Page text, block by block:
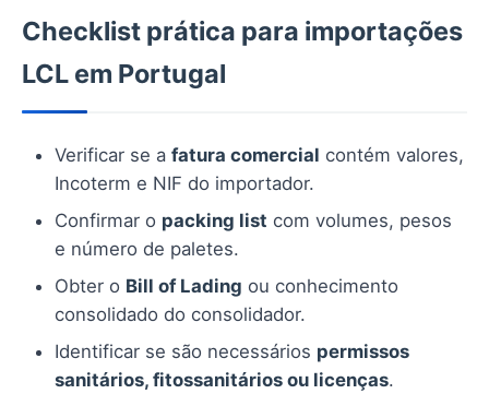
Checklist prática para importações
LCL em Portugal
Verificar se a fatura comercial contém valores,
Incoterm e NIF do importador.
Confirmar o packing list com volumes, pesos
e número de paletes.
Obter o Bill of Lading ou conhecimento
consolidado do consolidador.
Identificar se são necessários permissos
sanitários, fitossanitários ou licenças.